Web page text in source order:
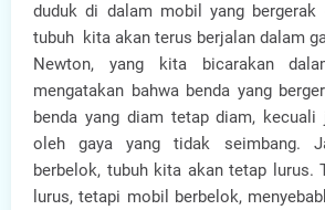
duduk di dalam mobil yang bergerak
tubuh kita akan terus berjalan dalam
Newton, yang kita bicarakan
mengatakan bahwa benda yang
benda yang diam tetap diam,
oleh gaya yang tidak seimbang.
berbelok, tubuh kita akan tetap lurus.
lurus, tetapi mobil berbelok,